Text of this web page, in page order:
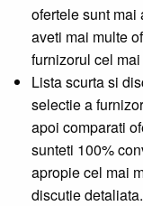
ofertele sunt mai
aveti mai multe
furnizorul cel
Lista scurta si
selectie a
apoi comparati
sunteti 100%
apropie cel mai
discutie detaliata.